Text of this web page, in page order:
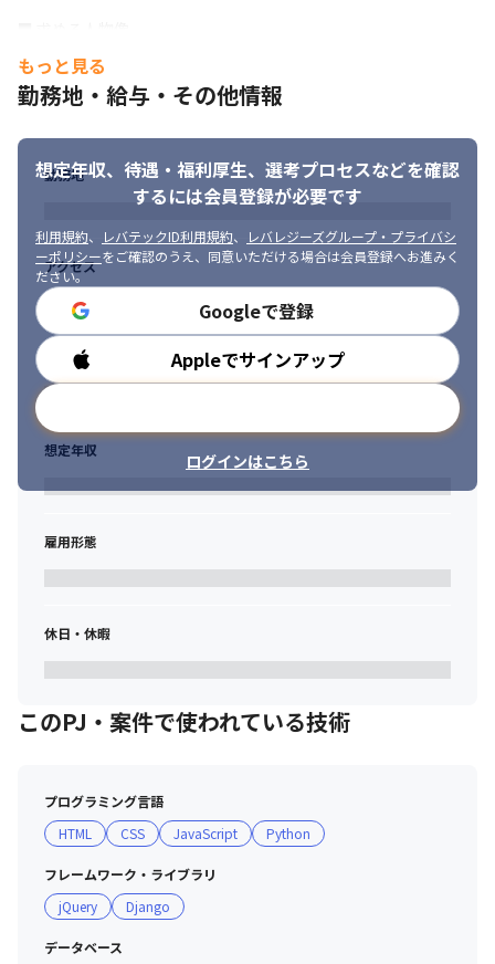
ンを理解し、自発的に成果に向けてコミットできる方
- AIや業界知識など新しい情報を自ら取りに行ける方
- カルチャー醸成やルール設計など、組織づくりを楽しみながら一
緒に行える方
もっと見る
勤務地・給与・その他情報
想定年収、待遇・福利厚生、 選考プロセスなどを確認
するには会員登録が必要です
利用規約、 レバテックID利用規約、
レバレジーズグループ・プライバシ
ーポリシーをご確認のうえ、同意いただける場合は会員登録へお進みく
ださい。
Googleで登録
Appleでサインアップ
ログインはこちら
勤務地
アクセス
勤務時間
想定年収
雇用形態
休日・休暇
このPJ・案件で使われている技術
プログラミング言語
HTML
CSS JavaScript Python
フレームワーク・ライブラリ
jQuery
Django
データベース